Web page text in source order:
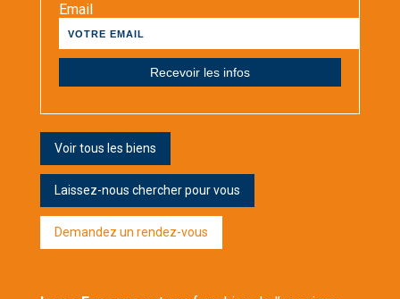
Email
Voir tous les biens
Laissez-nous chercher pour vous
Demandez un rendez-vous